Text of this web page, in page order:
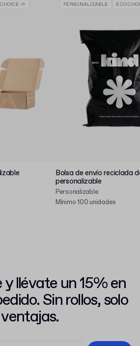
🌱 PERSONALIZABLE ECO
Bolsa de envío reciclada
personalizable
Personalizable
Mínimo 100 unidades
llévate un 15% en
Sin rollos, solo
ventajas.